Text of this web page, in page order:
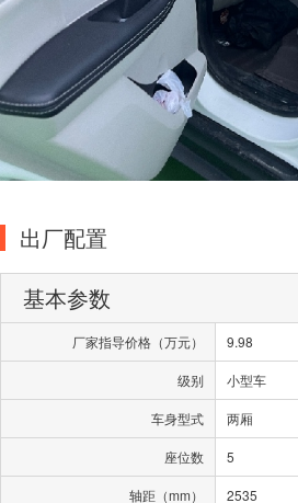
出厂配置
基本参数
厂家指导价格（万元） 9.98
级别 小型车
车身型式 两厢
座位数 5
轴距（mm） 2535